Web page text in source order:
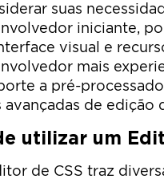
suas
iniciante,
visual e
mais
a pré-
de edição
utilizar um
de CSS traz